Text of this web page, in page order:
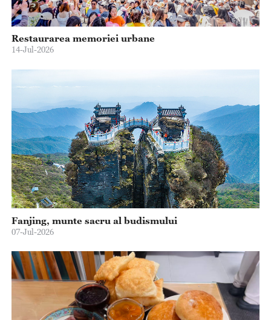
Restaurarea memoriei urbane
14-Jul-2026
Fanjing, munte sacru al budismului
07-Jul-2026